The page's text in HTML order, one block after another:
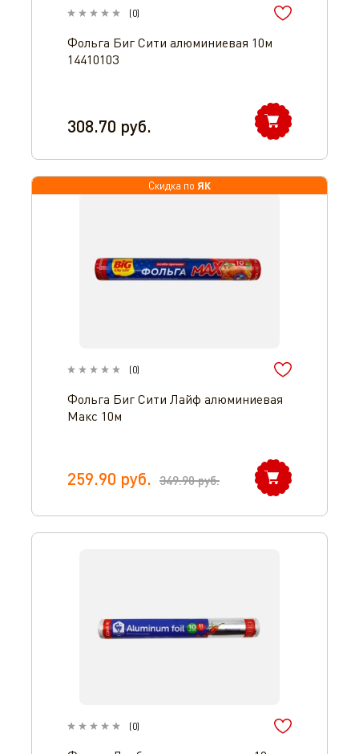
(0)
Фольга Биг Сити алюминиевая 10м
14410103
308.70 руб.
Скидка по ЯК
(0)
Фольга Биг Сити Лайф алюминиевая
Макс 10м
259.90 руб. 349.90руб.
(0)